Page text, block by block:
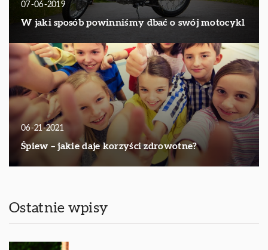
07-06-2019
W jaki sposób powinniśmy dbać o swój motocykl
06-21-2021
Śpiew – jakie daje korzyści zdrowotne?
Ostatnie wpisy